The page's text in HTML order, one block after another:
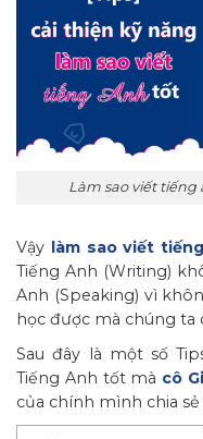
Làm sao viết tiếng
Vậy làm sao viết
Tiếng Anh (Writing)
Anh (Speaking) vì
học được mà chúng ta
Sau đây là một số
Tiếng Anh tốt mà cô
của chính mình chia